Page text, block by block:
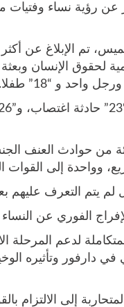
عن رؤية نساء
وواحدة إلى القوات
لم يتم التعرف عليهم
الفوري عن النساء
لدعم المرحلة
في دارفور وتأثيره
إلى الالتزام